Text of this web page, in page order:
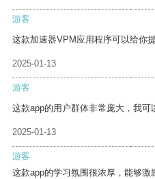
游客
这款加速器VPM应用程序可以给你
2025-01-13
游客
这款app的用户群体非常庞大，我可
2025-01-13
游客
这款app的学习氛围很浓厚，能够